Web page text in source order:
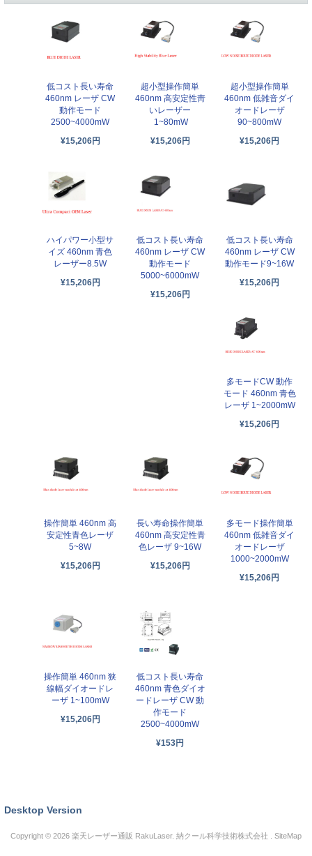
低コスト長い寿命
460nm レーザ CW
動作モード
2500~4000mW
¥15,206円
超小型操作簡単
460nm 高安定性靑
いレーザー
1~80mW
¥15,206円
超小型操作簡単
460nm 低雑音ダイ
オードレーザ
90~800mW
¥15,206円
ハイパワー小型サ
イズ 460nm 青色
レーザー8.5W
¥15,206円
低コスト長い寿命
460nm レーザ CW
動作モード
5000~6000mW
¥15,206円
低コスト長い寿命
460nm レーザ CW
動作モード9~16W
¥15,206円
多モードCW 動作
モード 460nm 青色
レーザ 1~2000mW
¥15,206円
操作簡単 460nm 高
安定性青色レーザ
5~8W
¥15,206円
長い寿命操作簡単
460nm 高安定性青
色レーザ 9~16W
¥15,206円
多モード操作簡単
460nm 低雑音ダイ
オードレーザ
1000~2000mW
¥15,206円
操作簡単 460nm 狭
線幅ダイオードレ
ーザ 1~100mW
¥15,206円
低コスト長い寿命
460nm 青色ダイオ
ードレーザ CW 動
作モード
2500~4000mW
¥153円
Desktop Version
Copyright © 2026 楽天レーザー通販 RakuLaser. 納クール科学技術株式会社 . SiteMap